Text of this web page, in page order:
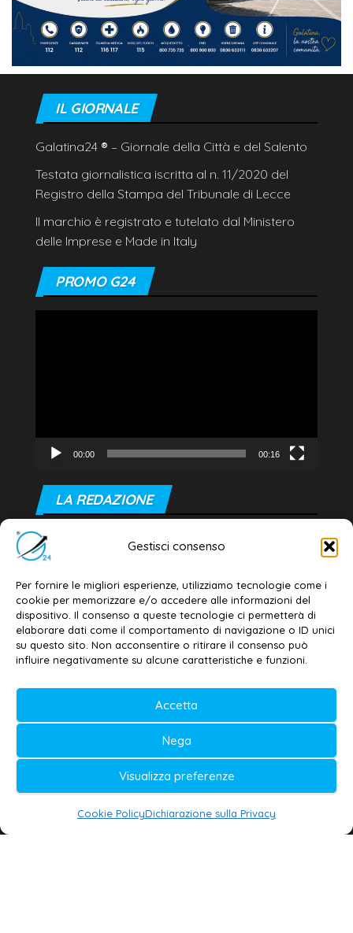
Gestisci consenso
Per fornire le migliori esperienze, utilizziamo tecnologie come i
cookie per memorizzare e/o accedere alle informazioni del
dispositivo. Il consenso a queste tecnologie ci permetterà di
elaborare dati come il comportamento di navigazione o ID unici
su questo sito. Non acconsentire o ritirare il consenso può
influire negativamente su alcune caratteristiche e funzioni.
Accetta
Nega
Visualizza preferenze
Cookie PolicyDichiarazione sulla Privacy
IL GIORNALE
Galatina24 ® – Giornale della Città e del Salento
Testata giornalistica iscritta al n. 11/2020 del
Registro della Stampa del Tribunale di Lecce
Il marchio è registrato e tutelato dal Ministero
delle Imprese e Made in Italy
PROMO G24
00:00 00:16
LA REDAZIONE
Editore e direttore responsabile:
Dott. Daniele G. Masciullo
Email: redazione@galatina24.it
Contatti –Disclaimer
Privacy policy –Cookie policy
Testata iscritta al n. 11/2020 Registro della
Stampa Tribunale di Lecce
Editore e direttore responsabile:
Daniele G. Masciullo